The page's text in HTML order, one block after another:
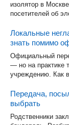
изолятор в
посетителей об
Локальные
знать помимо
Официальный
— но на практике
учреждению. Как
Передача,
выбрать
Родственники